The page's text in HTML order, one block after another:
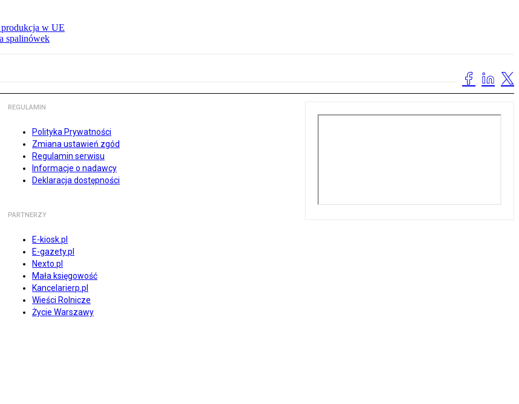
w UE
spalinówek
REGULAMIN
Polityka Prywatności
Zmiana ustawień zgód
Regulamin serwisu
Informacje o nadawcy
Deklaracja dostępności
PARTNERZY
E-kiosk.pl
E-gazety.pl
Nexto.pl
Mała księgowość
Kancelarierp.pl
Wieści Rolnicze
Życie Warszawy